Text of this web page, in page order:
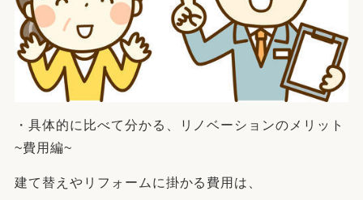
・具体的に比べて分かる、リノベーションのメリット
~費用編~
建て替えやリフォームに掛かる費用は、